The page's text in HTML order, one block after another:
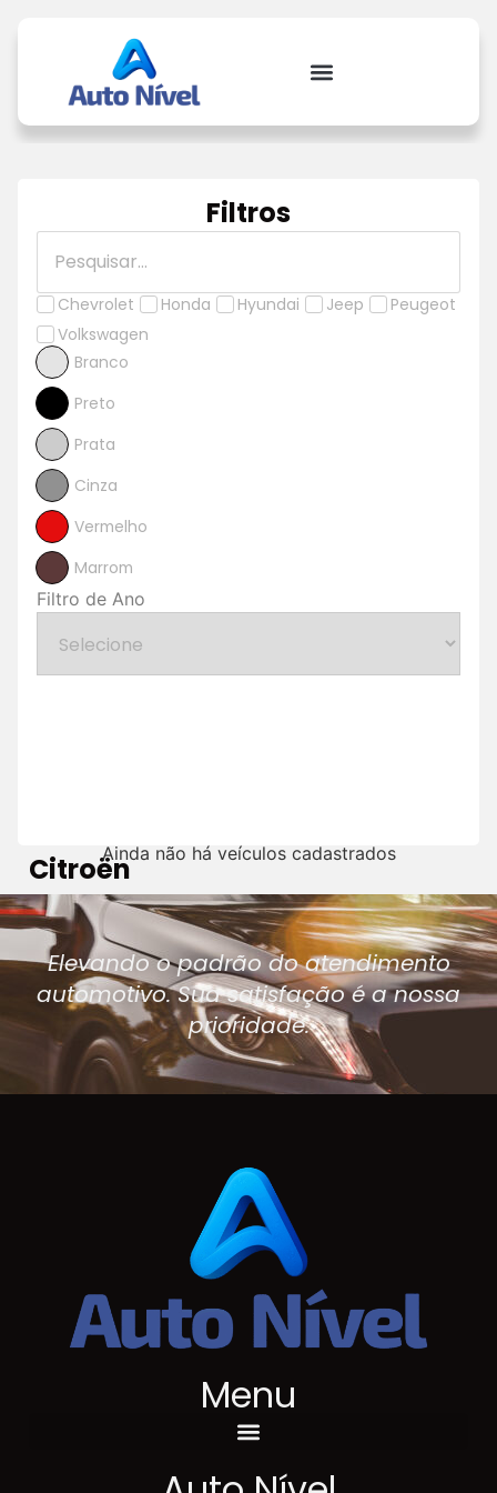
Filtros
Chevrolet Honda Hyundai Jeep
Peugeot
Volkswagen
Branco
Preto
Prata
Cinza
Vermelho
Marrom
Filtro de Ano
CitroënAinda não há veículos cadastrados
Elevando o padrão do atendimento
automotivo. Sua satisfação é a nossa
prioridade.
Menu